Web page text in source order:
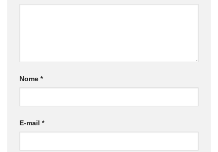
Nome *
E-mail *